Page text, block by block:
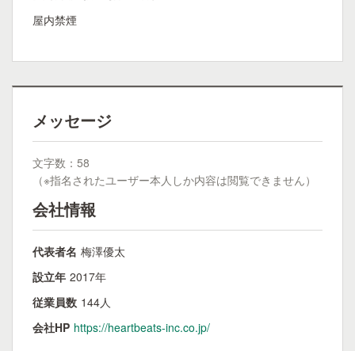
屋内禁煙
メッセージ
文字数：58
（※指名されたユーザー本人しか内容は閲覧できません）
会社情報
代表者名 梅澤優太
設立年 2017年
従業員数 144人
会社HP https://heartbeats-inc.co.jp/